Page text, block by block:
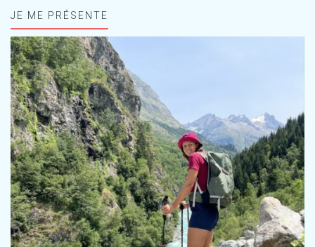
JE ME PRÉSENTE